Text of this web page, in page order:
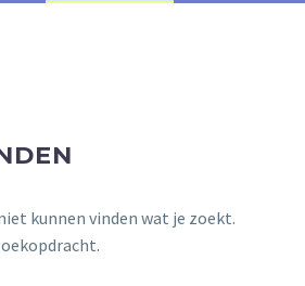
kunnen vinden wat je zoekt.